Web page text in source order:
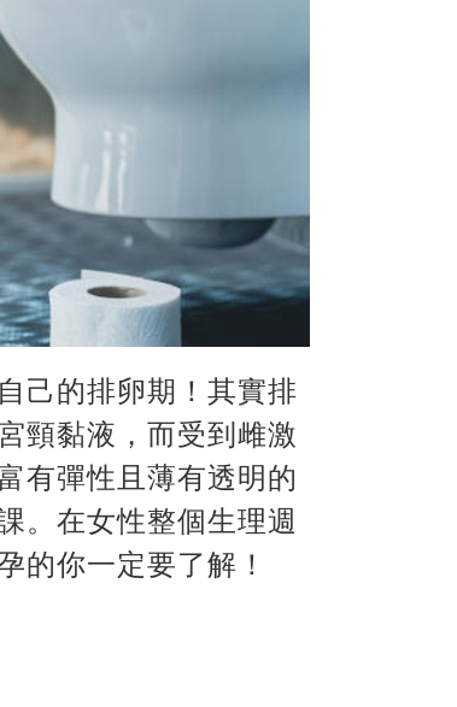
己的排卵期！其實排
頸黏液，而受到雌激
有彈性且薄有透明的
。在女性整個生理週
的你一定要了解！